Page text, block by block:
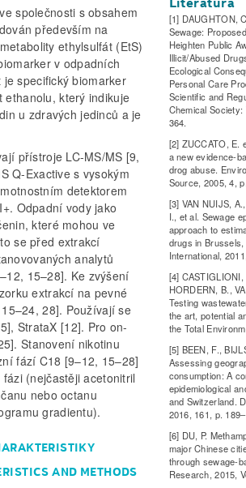
společnosti s obsahem
především na
ethylsulfát (EtS)
v odpadních
specifický biomarker
ethanolu, který indikuje
u zdravých jedinců a je
přístroje LC-MS/MS [9,
Q-Exactive s vysokým
detektorem
Odpadní vody jako
které mohou ve
se před extrakcí
analytů
15–28]. Ke zvýšení
extrakcí na pevné
28]. Používají se
StrataX [12]. Pro on-
Stanovení nikotinu
fází C18 [9–12, 15–28]
(nejčastěji acetonitril
nebo octanu
gradientu).
AND METHODS
[1] DAUGHTON,
Sewage:
Heighten Public
Illicit/Abused
Ecological
Personal Care
Scientific and
Chemical
364.
[2] ZUCCATO, E.
a new evidence-
drog abuse.
Source, 2005, 4,
[3] VAN NUIJS,
I., et al. Sewage
approach to
drugs in
International,
[4] CASTIGLIONI,
HORDERN, B.,
Testing
the art, potential
the Total
[5] BEEN, F.,
Assessing
consumption: A
epidemiological
and Switzerland.
2016, 161, p.
[6] DU, P.
major Chinese
through sewage-
Research, 2015,